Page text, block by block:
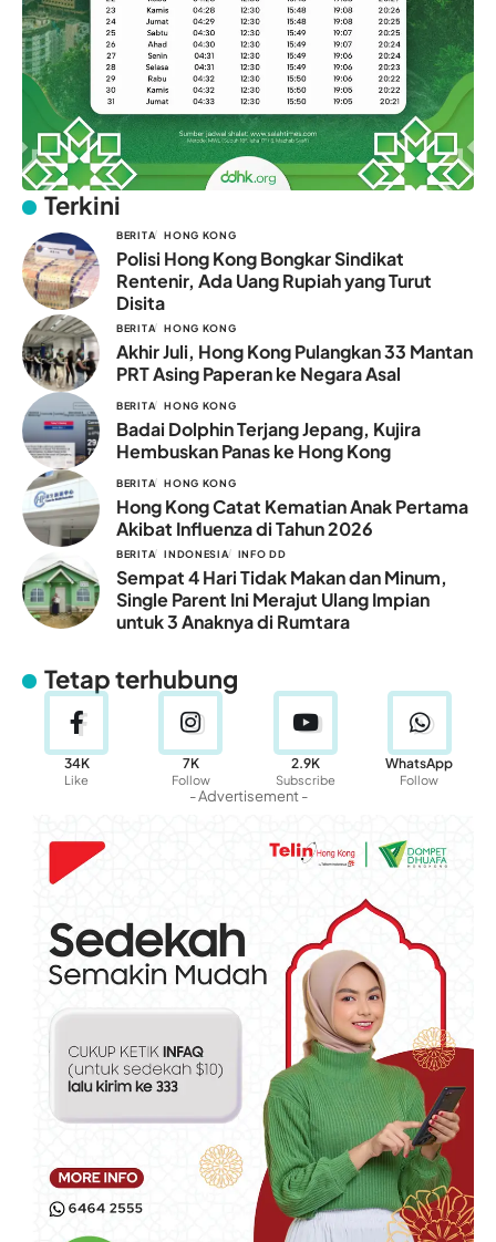
Terkini
BERITA HONG KONG
Polisi Hong Kong Bongkar Sindikat
Rentenir, Ada Uang Rupiah yang Turut
Disita
BERITA HONG KONG
Akhir Juli, Hong Kong Pulangkan 33 Mantan
PRT Asing Paperan ke Negara Asal
BERITA HONG KONG
Badai Dolphin Terjang Jepang, Kujira
Hembuskan Panas ke Hong Kong
BERITA HONG KONG
Hong Kong Catat Kematian Anak Pertama
Akibat Influenza di Tahun 2026
BERITA INDONESIA INFO DD
Sempat 4 Hari Tidak Makan dan Minum,
Single Parent Ini Merajut Ulang Impian
untuk 3 Anaknya di Rumtara
Tetap terhubung
34K
Like
7K
Follow
2.9K
Subscribe
WhatsApp
Follow
- Advertisement -